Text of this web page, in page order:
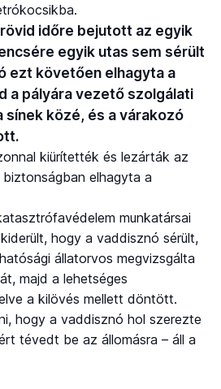
időre bejutott az egyik
egyik utas sem sérült
ezt követően elhagyta a
a pályára vezető szolgálati
sínek közé, és a várakozó
kiürítették és lezárták az
elhagyta a
munkatársai
hogy a vaddisznó sérült,
állatorvos megvizsgálta
majd a lehetséges
a kilövés mellett döntött.
hogy a vaddisznó hol szerezte
tévedt be az állomásra – áll a